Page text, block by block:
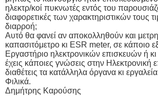
ηλεκτρ/κοί πυκνωτές εντός του
διαφορετικές των χαρακτηριστικών τους
διαρροή;
Αυτό θα φανεί αν αποκολληθούν και
καπασιτόμετρο κι ESR meter, σε κάποιο
Εργαστήριο ηλεκτρονικών επισκευών ή
έχεις κάποιες γνώσεις στην Ηλεκτρονική
διαθέτεις τα κατάλληλα όργανα κι
Φιλικά.
Δημήτρης Καρούσης